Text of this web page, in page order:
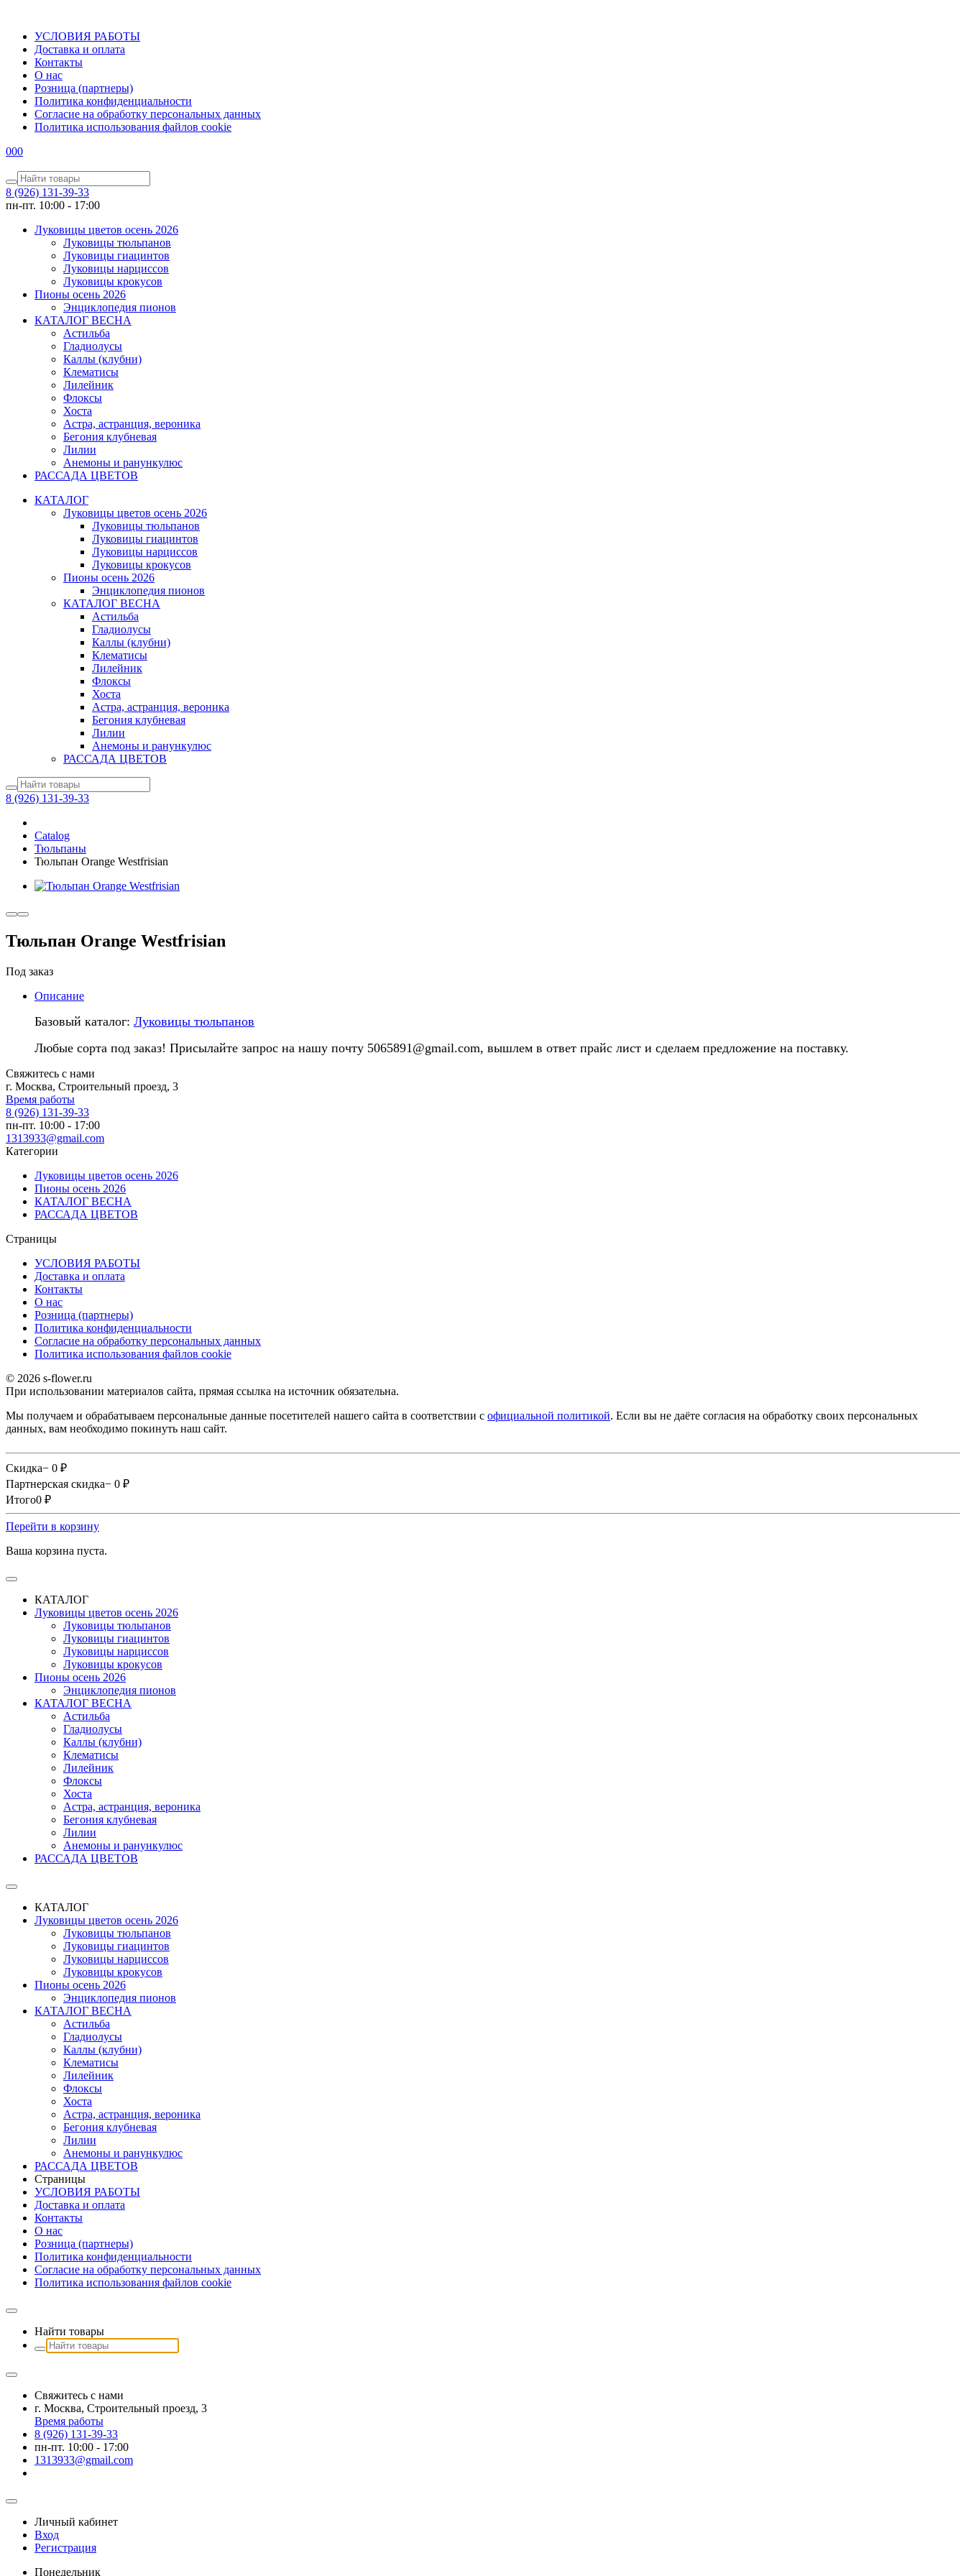
УСЛОВИЯ РАБОТЫ
Доставка и оплата
Контакты
О наc
Розница (партнеры)
Политика конфиденциальности
Согласие на обработку персональных данных
Политика использования файлов сookie
000
8 (926) 131-39-33
пн-пт. 10:00 - 17:00
Луковицы цветов осень 2026
Луковицы тюльпанов
Луковицы гиацинтов
Луковицы нарциссов
Луковицы крокусов
Пионы осень 2026
Энциклопедия пионов
КАТАЛОГ ВЕСНА
Астильба
Гладиолусы
Каллы (клубни)
Клематисы
Лилейник
Флоксы
Хоста
Астра, астранция, вероника
Бегония клубневая
Лилии
Анемоны и ранункулюс
РАССАДА ЦВЕТОВ
КАТАЛОГ
Луковицы цветов осень 2026
Луковицы тюльпанов
Луковицы гиацинтов
Луковицы нарциссов
Луковицы крокусов
Пионы осень 2026
Энциклопедия пионов
КАТАЛОГ ВЕСНА
Астильба
Гладиолусы
Каллы (клубни)
Клематисы
Лилейник
Флоксы
Хоста
Астра, астранция, вероника
Бегония клубневая
Лилии
Анемоны и ранункулюс
РАССАДА ЦВЕТОВ
8 (926) 131-39-33
Catalog
Тюльпаны
Тюльпан Orange Westfrisian
Тюльпан Orange Westfrisian
Под заказ
Описание
Базовый каталог: Луковицы тюльпанов
Любые сорта под заказ! Присылайте запрос на нашу почту 5065891@gmail.com, вышлем в ответ прайс лист и сделаем предложение на поставку.
Свяжитесь с нами
г. Москва, Строительный проезд, 3
Время работы
8 (926) 131-39-33
пн-пт. 10:00 - 17:00
1313933@gmail.com
Категории
Луковицы цветов осень 2026
Пионы осень 2026
КАТАЛОГ ВЕСНА
РАССАДА ЦВЕТОВ
Страницы
УСЛОВИЯ РАБОТЫ
Доставка и оплата
Контакты
О наc
Розница (партнеры)
Политика конфиденциальности
Согласие на обработку персональных данных
Политика использования файлов сookie
© 2026 s-flower.ru
При использовании материалов сайта, прямая ссылка на источник обязательна.
Мы получаем и обрабатываем персональные данные посетителей нашего сайта в соответствии с официальной политикой. Если вы не даёте согласия на обработку своих персональных
данных, вам необходимо покинуть наш сайт.
Скидка− 0 ₽
Партнерская скидка− 0 ₽
Итого0 ₽
Перейти в корзину
Ваша корзина пуста.
КАТАЛОГ
Луковицы цветов осень 2026
Луковицы тюльпанов
Луковицы гиацинтов
Луковицы нарциссов
Луковицы крокусов
Пионы осень 2026
Энциклопедия пионов
КАТАЛОГ ВЕСНА
Астильба
Гладиолусы
Каллы (клубни)
Клематисы
Лилейник
Флоксы
Хоста
Астра, астранция, вероника
Бегония клубневая
Лилии
Анемоны и ранункулюс
РАССАДА ЦВЕТОВ
КАТАЛОГ
Луковицы цветов осень 2026
Луковицы тюльпанов
Луковицы гиацинтов
Луковицы нарциссов
Луковицы крокусов
Пионы осень 2026
Энциклопедия пионов
КАТАЛОГ ВЕСНА
Астильба
Гладиолусы
Каллы (клубни)
Клематисы
Лилейник
Флоксы
Хоста
Астра, астранция, вероника
Бегония клубневая
Лилии
Анемоны и ранункулюс
РАССАДА ЦВЕТОВ
Страницы
УСЛОВИЯ РАБОТЫ
Доставка и оплата
Контакты
О наc
Розница (партнеры)
Политика конфиденциальности
Согласие на обработку персональных данных
Политика использования файлов сookie
Найти товары
Свяжитесь с нами
г. Москва, Строительный проезд, 3
Время работы
8 (926) 131-39-33
пн-пт. 10:00 - 17:00
1313933@gmail.com
Личный кабинет
Вход
Регистрация
Понедельник